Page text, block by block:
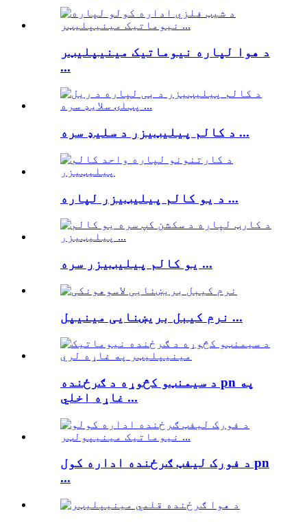
د هوا لپاره نیوماتیک مینیپلیټر
...
د کالم پیلیټیزر د سلیډ سره ...
د یو کالم پیلیټیزر لپاره ...
یو کالم پیلیټیزر سره ...
نرم کیبل بریښنایی مینیپل ...
د سیمنټو کڅوړه د ګرځنده pn په
غاړه اخلي ...
د فورک لیفټ ګرځنده اداره کول pn
...